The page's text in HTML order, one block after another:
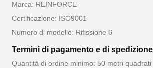
Marca: REINFORCE
Certificazione: ISO9001
Numero di modello: Rifissione 6
Termini di pagamento e di spedizione
Quantità di ordine minimo: 50 metri quadrati